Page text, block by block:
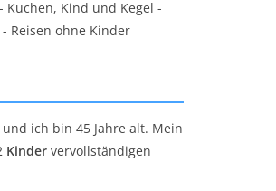
und ich bin 45 Jahre alt. Mein
Kinder vervollständigen